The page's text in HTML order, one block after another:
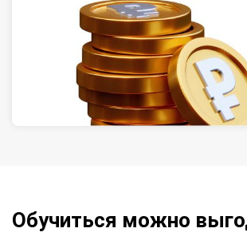
Обучиться можно